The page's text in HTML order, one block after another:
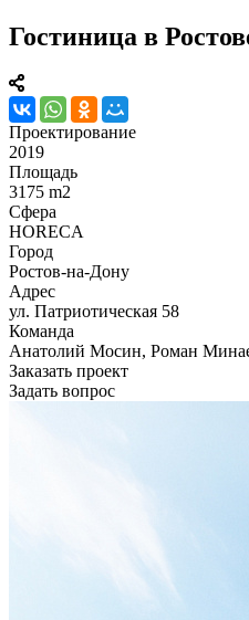
Гостиница в
Проектирование
2019
Площадь
3175 m2
Сфера
HORECA
Город
Ростов-на-Дону
Адрес
ул. Патриотическая 58
Команда
Анатолий Мосин, Роман
Заказать проект
Задать вопрос